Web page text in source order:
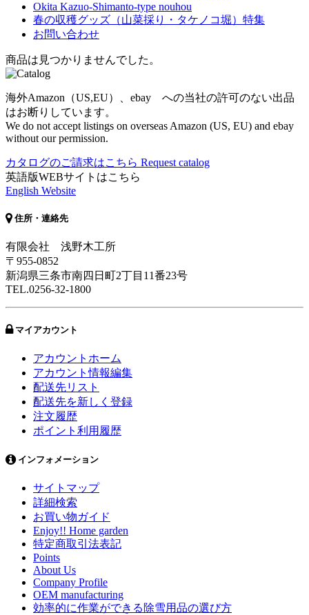
Okita Kazuo-Shimanto-type nouhou
春の収穫グッズ（山菜採り・タケノコ堀）特集
お問い合わせ
商品は見つかりませんでした。
海外Amazon（US,EU）、ebay への当社の許可のない出品
はお断りしています。
We do not accept listings on overseas Amazon (US, EU) and ebay
without our permission.
カタログのご請求はこちら Request catalog
英語版WEBサイトはこちら
English Website
住所・連絡先
有限会社 浅野木工所
〒955-0852
新潟県三条市南四日町2丁目11番23号
TEL.0256-32-1800
マイアカウント
アカウントホーム
アカウント情報編集
配送先リスト
配送先を新しく登録
注文履歴
ポイント利用履歴
インフォメーション
サイトマップ
詳細検索
お買い物ガイド
Enjoy!! Home garden
特定商取引法表記
Points
About Us
Company Profile
OEM manufacturing
効率的に作業ができる除雪用品の選び方